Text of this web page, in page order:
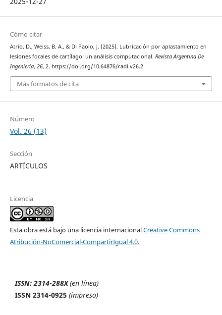
Cómo citar
Atrio, D., Weiss, B. A., & Di Paolo, J. (2025). Lubricación por aplastamiento en
lesiones focales de cartílago: un análisis computacional. Revista Argentina De
Ingeniería, 26, 2. https://doi.org/10.64876/radi.v26.2
Más formatos de cita
Número
Vol. 26 (13)
Sección
ARTÍCULOS
Licencia
Esta obra está bajo una licencia internacionalCreative Commons
Atribución-NoComercial-CompartirIgual 4.0.
ISSN: 2314-288X(en línea)
ISSN 2314-0925 (impreso)